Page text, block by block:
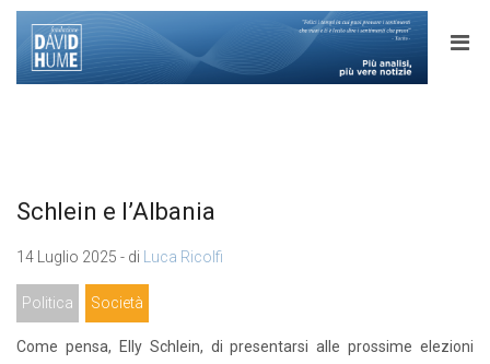
Schlein e l’Albania
14 Luglio 2025 - di Luca Ricolfi
Politica Società
Come pensa, Elly Schlein, di presentarsi alle prossime elezioni